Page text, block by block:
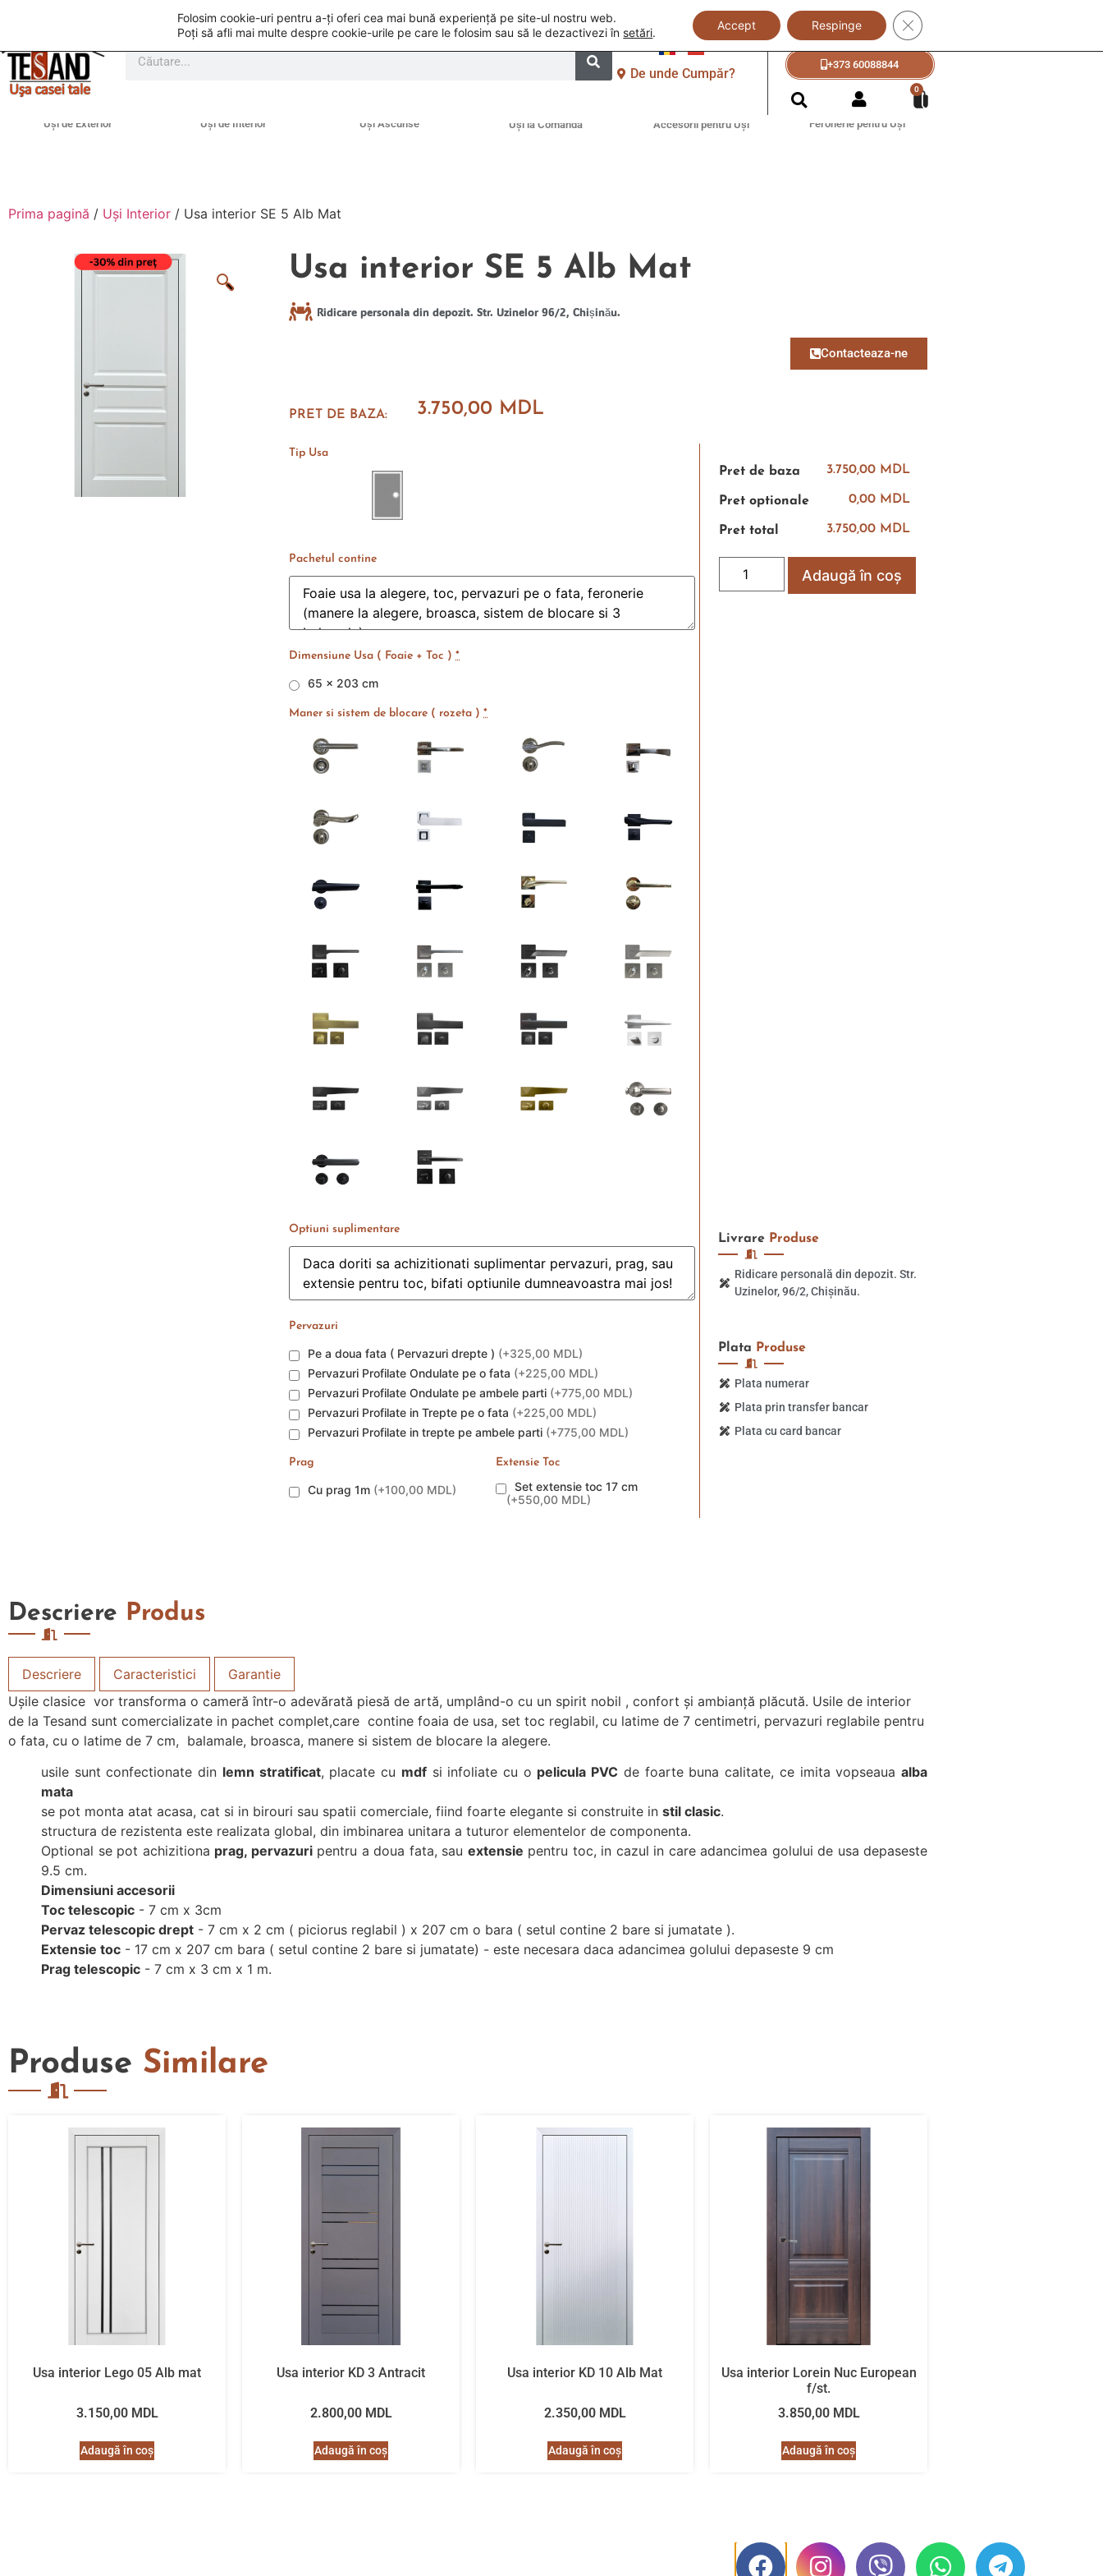
De unde Cumpăr?
+373 60088833
+373 60088844
0
Uși de Exterior Uși de Interior Uși Ascunse Uși la Comandă Accesorii pentru Uși Feronerie pentru Uși
Prima pagină / Uși Interior / Usa interior SE 5 Alb Mat
Usa interior SE 5 Alb Mat
Ridicare personala din depozit. Str. Uzinelor 96/2, Chișinău.
Contacteaza-ne
PRET DE BAZA: 3.750,00 MDL
Tip Usa
Pachetul contine
Dimensiune Usa ( Foaie + Toc ) *
65 x 203 cm
Maner si sistem de blocare ( rozeta ) *
Optiuni suplimentare
Pervazuri
Pe a doua fata ( Pervazuri drepte ) (+325,00 MDL)
Pervazuri Profilate Ondulate pe o fata (+225,00 MDL)
Pervazuri Profilate Ondulate pe ambele parti (+775,00 MDL)
Pervazuri Profilate in Trepte pe o fata (+225,00 MDL)
Pervazuri Profilate in trepte pe ambele parti (+775,00 MDL)
Prag
Cu prag 1m (+100,00 MDL)
Extensie Toc
Set extensie toc 17 cm
(+550,00 MDL)
Pret de baza 3.750,00 MDL
Pret optionale 0,00 MDL
Pret total 3.750,00 MDL
Adaugă în coș
Descriere Produs
Descriere Caracteristici
Garantie
Ușile clasice vor transforma o cameră într-o adevărată piesă de artă, umplând-o cu un spirit nobil , confort și ambianță plăcută. Usile de interior
de la Tesand sunt comercializate in pachet complet,care contine foaia de usa, set toc reglabil, cu latime de 7 centimetri, pervazuri reglabile pentru
o fata, cu o latime de 7 cm, balamale, broasca, manere si sistem de blocare la alegere.
usile sunt confectionate din lemn stratificat, placate cu mdfsi infoliate cu o pelicula PVC de foarte buna calitate, ce imita vopseauaalba
mata
se pot monta atat acasa, cat si in birouri sau spatii comerciale, fiind foarte elegante si construite in stil clasic.
structura de rezistenta este realizata global, din imbinarea unitara a tuturor elementelor de componenta.
Optional se pot achizitiona prag, pervazuripentru a doua fata, sau extensie pentru toc, in cazul in care adancimea golului de usa depaseste
9.5 cm.
Dimensiuni accesorii
Toc telescopic - 7 cm x 3cm
Pervaz telescopic drept - 7 cm x 2 cm ( piciorus reglabil ) x 207 cm o bara ( setul contine 2 bare si jumatate ).
Extensie toc - 17 cm x 207 cm bara ( setul contine 2 bare si jumatate) - este necesara daca adancimea golului depaseste 9 cm
Prag telescopic - 7 cm x 3 cm x 1 m.
Livrare Produse
Ridicare personală din depozit. Str.
Uzinelor, 96/2, Chișinău.
Plata Produse
Plata numerar
Plata prin transfer bancar
Plata cu card bancar
Produse Similare
Usa interior Lego 05 Alb mat
3.150,00 MDL
Adaugă în coș
Usa interior KD 3 Antracit
2.800,00 MDL
Adaugă în coș
Usa interior KD 10 Alb Mat
2.350,00 MDL
Adaugă în coș
Usa interior Lorein Nuc European
f/st.
3.850,00 MDL
Adaugă în coș
Folosim cookie-uri pentru a-ți oferi cea mai bună experiență pe site-ul nostru web.
Poți să afli mai multe despre cookie-urile pe care le folosim sau să le dezactivezi în setări.
Accept Respinge Close GDPR Cookie Banner